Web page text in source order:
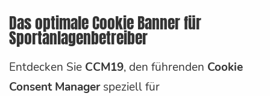
Das optimale Cookie Banner für
Sportanlagenbetreiber
Entdecken Sie CCM19, den führenden Cookie
Consent Managerspeziell für